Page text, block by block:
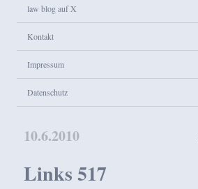
law blog auf X
Kontakt
Impressum
Datenschutz
Links 517
10.6.2010